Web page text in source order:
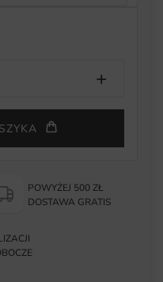
POWYŻEJ 500 ZŁ
DOSTAWA GRATIS